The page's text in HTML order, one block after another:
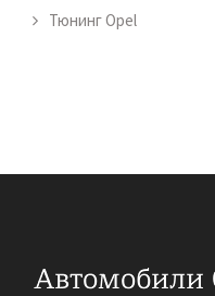
Тюнинг Opel